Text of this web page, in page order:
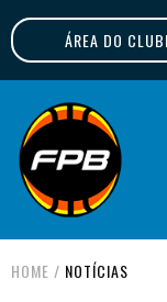
ÁREA DO
FPB
HOME / NOTÍCIAS